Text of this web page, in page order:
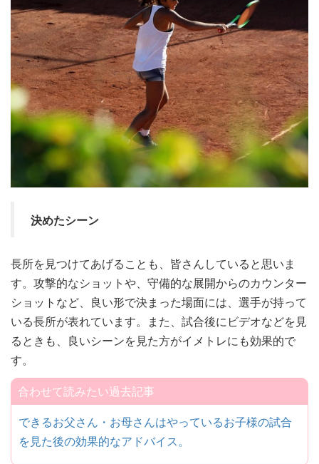
決めたシーン
長所を見つけてあげることも、皆さんしていると思いま
す。攻撃的なショットや、守備的な展開からのカウンター
ショットなど、良い形で決まった場面には、選手が持って
いる長所が表れています。また、試合後にビデオなどを見
るときも、良いシーンを見た方がイメトレにも効果的で
す。
合わせて読みたい過去記事
できるお父さん・お母さんはやっているお子様の試合
を見た後の効果的なアドバイス。